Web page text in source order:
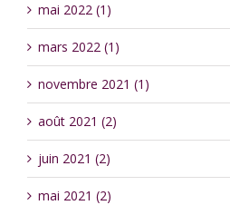
mai 2022 (1)
mars 2022 (1)
novembre 2021 (1)
août 2021 (2)
juin 2021 (2)
mai 2021 (2)